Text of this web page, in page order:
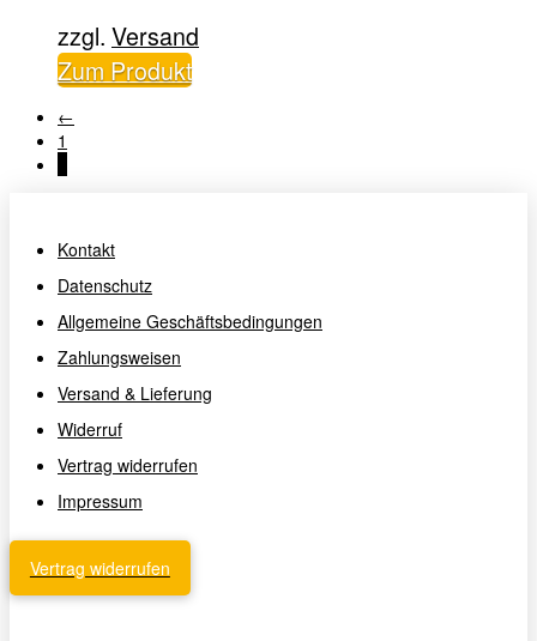
zzgl. Versand
Zum Produkt
←
1
Kontakt
Datenschutz
Allgemeine Geschäftsbedingungen
Zahlungsweisen
Versand & Lieferung
Widerruf
Vertrag widerrufen
Impressum
Vertrag widerrufen